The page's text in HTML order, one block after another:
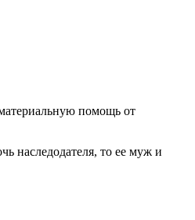
помощь от
наследодателя, то ее муж и